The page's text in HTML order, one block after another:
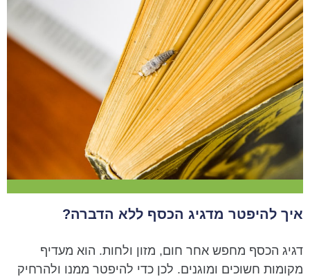
איך להיפטר מדגיג הכסף ללא הדברה?
דגיג הכסף מחפש אחר חום, מזון ולחות. הוא מעדיף
מקומות חשוכים ומוגנים. לכן כדי להיפטר ממנו ולהרחיק